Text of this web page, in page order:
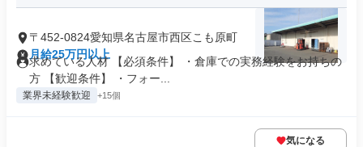
〒452-0824愛知県名古屋市西区こも原町
月給25万円以上
求めている人材 【必須条件】 ・倉庫での実務経験をお持ちの
方 【歓迎条件】 ・フォー...
業界未経験歓迎 +15個
気になる